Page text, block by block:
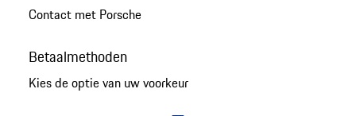
Contact met Porsche
Betaalmethoden
Kies de optie van uw voorkeur